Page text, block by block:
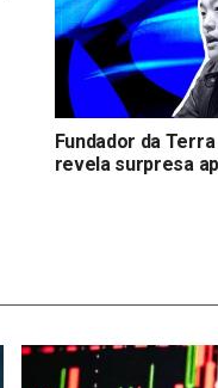
Fundador da
revela surpresa